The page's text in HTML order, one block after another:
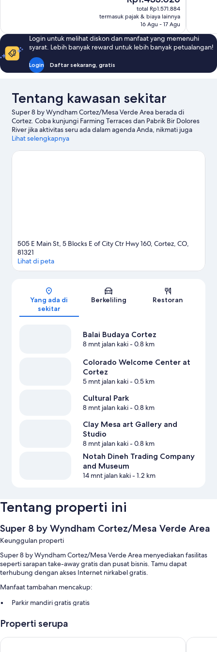
ulasan
sekarang
Rp1.433.026
total Rp1.571.884
termasuk pajak & biaya lainnya
16 Agu - 17 Agu
ulasan
Login untuk melihat diskon dan manfaat yang memenuhi
syarat. Lebih banyak reward untuk lebih banyak petualangan!
Login Daftar sekarang, gratis
Tentang kawasan sekitar
Super 8 by Wyndham Cortez/Mesa Verde Area berada di
Cortez. Coba kunjungi Farming Terraces dan Pabrik Bir Dolores
River jika aktivitas seru ada dalam agenda Anda, nikmati juga
sejumlah objek wisata seperti Balai Budaya Cortez dan Cultural
termasuk bermain ski.
Lihat selengkapnya
505 E Main St, 5 Blocks E of City Ctr Hwy 160, Cortez, CO,
81321
Lihat di peta
Yang ada di
sekitar
Berkeliling Restoran
Balai Budaya Cortez
8 mnt jalan kaki- 0.8 km
Colorado Welcome Center at
Cortez
5 mnt jalan kaki- 0.5 km
Cultural Park
8 mnt jalan kaki- 0.8 km
Clay Mesa art Gallery and
Studio
8 mnt jalan kaki- 0.8 km
Notah Dineh Trading Company
and Museum
14 mnt jalan kaki- 1.2 km
Tentang properti ini
Super 8 by Wyndham Cortez/Mesa Verde Area
Keunggulan properti
Super 8 by Wyndham Cortez/Mesa Verde Area menyediakan fasilitas
seperti sarapan take-away gratis dan pusat bisnis. Tamu dapat
terhubung dengan akses Internet nirkabel gratis.
Manfaat tambahan mencakup:
Parkir mandiri gratis gratis
Resepsionis 24 jam
Ulasan tamu memberikan nilai yang baik untuk nilai keseluruhan
Properti serupa
Days Inn by Wyndham Cortez Econo